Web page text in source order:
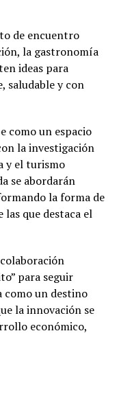
de encuentro
la gastronomía
ideas para
saludable y con
como un espacio
la investigación
y el turismo
se abordarán
la forma de
que destaca el
para seguir
como un destino
la innovación se
económico,